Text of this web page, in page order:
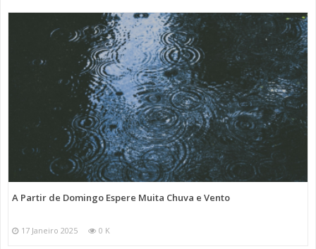
A Partir de Domingo Espere Muita Chuva e Vento
17 Janeiro 2025 0 K